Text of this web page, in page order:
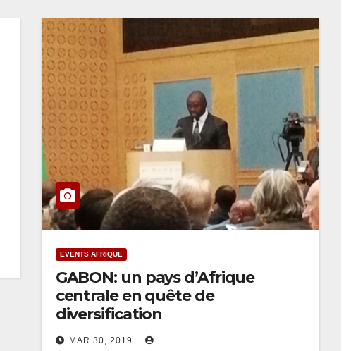
EVENTS AFRIQUE
GABON: un pays d’Afrique
centrale en quête de
diversification
MAR 30, 2019